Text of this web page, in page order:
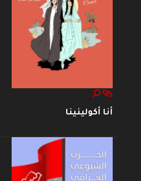
أنا أكولينينا